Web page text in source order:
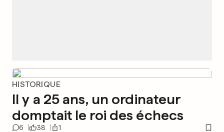
HISTORIQUE
Il y a 25 ans, un ordinateur
domptait le roi des échecs
6 38 1